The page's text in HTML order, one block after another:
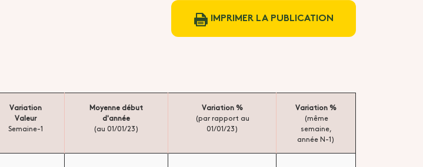
IMPRIMER LA PUBLICATION
Variation
Valeur
Semaine-1
Moyenne début
d'année
(au 01/01/23)
Variation %
(par rapport au
01/01/23)
Variation %
(même
semaine,
année N-1)